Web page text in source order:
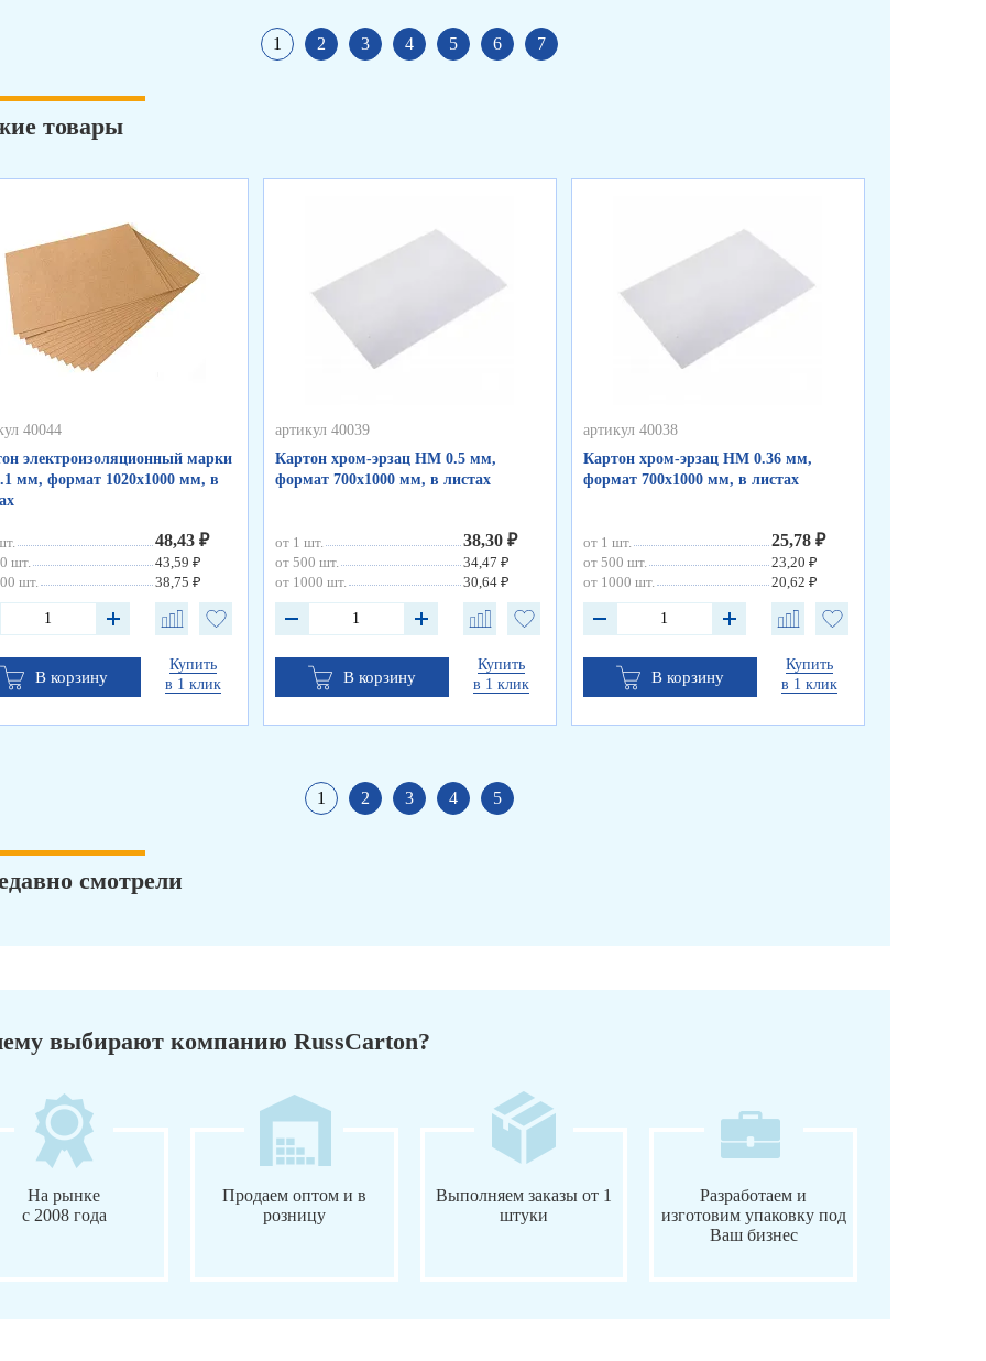
1 2 3 4 5 6 7
товары
40044
электроизоляционный марки
мм, формат 1020х1000 мм, в
48,43 ₽
шт.
43,59 ₽
шт.
38,75 ₽
В корзину
Купить
в 1 клик
артикул 40039
Картон хром-эрзац НМ 0.5 мм,
формат 700х1000 мм, в листах
от 1 шт. 38,30 ₽
от 500 шт.
34,47 ₽
от 1000 шт.
30,64 ₽
В корзину
Купить
в 1 клик
артикул 40038
Картон хром-эрзац НМ 0.36 мм,
формат 700х1000 мм, в листах
от 1 шт. 25,78 ₽
от 500 шт.
23,20 ₽
от 1000 шт.
20,62 ₽
В корзину
Купить
в 1 клик
1 2 3 4 5
смотрели
выбирают компанию RussCarton?
На рынке
с 2008 года
Продаем оптом и в
розницу
Выполняем заказы от 1
штуки
Разработаем и
изготовим упаковку под
Ваш бизнес